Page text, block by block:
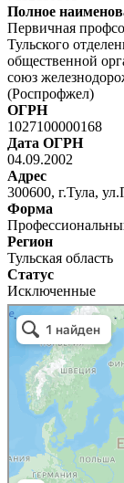
Полное
Первичная
Тульского
общественной
союз
(Роспрофжел)
ОГРН
1027100000168
Дата ОГРН
04.09.2002
Адрес
300600, г.Тула,
Форма
Регион
Тульская область
Статус
Исключенные